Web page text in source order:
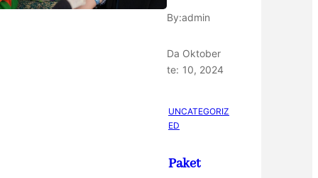
By:admin
Da
te:
Oktober
10, 2024
UNCATEGORIZ
ED
Paket